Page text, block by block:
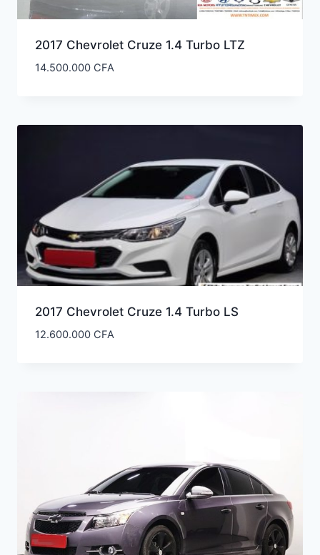
2017 Chevrolet Cruze 1.4 Turbo LTZ
14.500.000 CFA
2017 Chevrolet Cruze 1.4 Turbo LS
12.600.000 CFA